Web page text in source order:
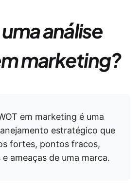
análise
marketing?
em marketing é uma
estratégico que
fortes, pontos fracos,
ameaças de uma marca.